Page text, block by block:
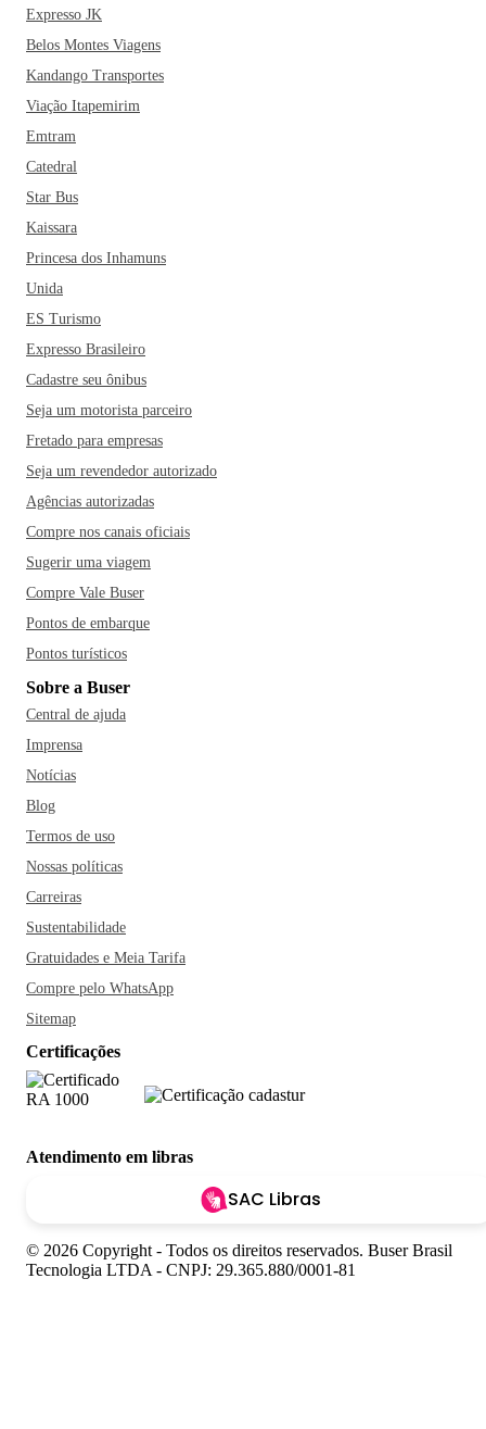
Expresso JK
Belos Montes Viagens
Kandango Transportes
Viação Itapemirim
Emtram
Catedral
Star Bus
Kaissara
Princesa dos Inhamuns
Unida
ES Turismo
Expresso Brasileiro
Cadastre seu ônibus
Seja um motorista parceiro
Fretado para empresas
Seja um revendedor autorizado
Agências autorizadas
Compre nos canais oficiais
Sugerir uma viagem
Compre Vale Buser
Pontos de embarque
Pontos turísticos
Sobre a Buser
Central de ajuda
Imprensa
Notícias
Blog
Termos de uso
Nossas políticas
Carreiras
Sustentabilidade
Gratuidades e Meia Tarifa
Compre pelo WhatsApp
Sitemap
Certificações
Atendimento em libras
SAC Libras
© 2026 Copyright - Todos os direitos reservados. Buser Brasil
Tecnologia LTDA - CNPJ: 29.365.880/0001-81